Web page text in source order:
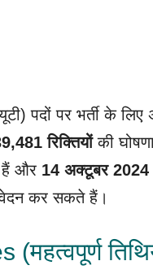
पदों पर भर्ती के लिए
रिक्तियोंकी
और 14 अक्टूबर 2024
कर सकते हैं।